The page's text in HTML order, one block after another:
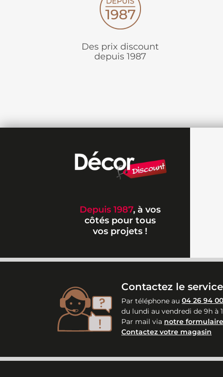
Des prix discount
depuis 1987
Depuis 1987, à vos
côtés pour tous
vos projets !
Contactez le
Par téléphone au 04 26 94
du lundi au vendredi de 9h à
Par mail via notre
Contactez votre magasin